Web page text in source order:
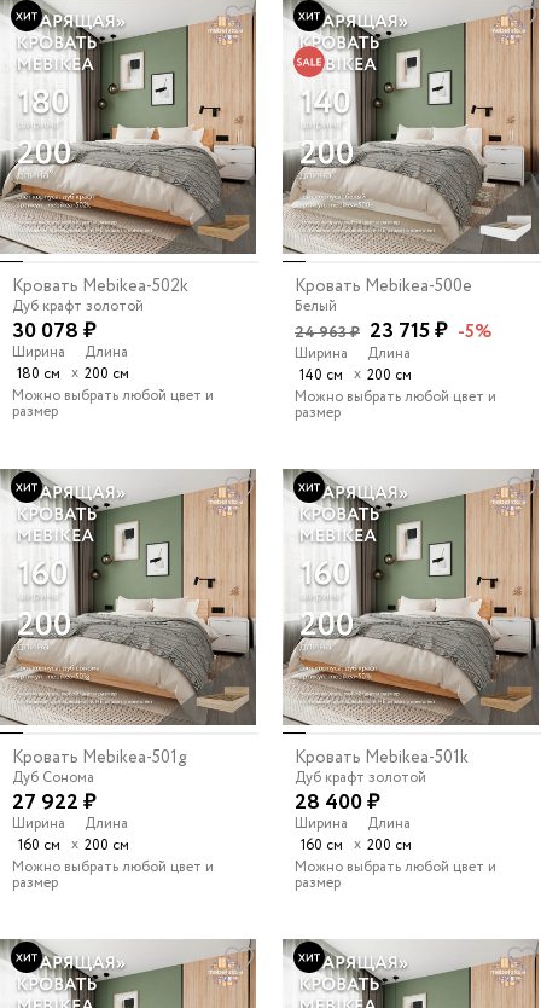
Кровать Mebikea-502k
Дуб крафт золотой
30 078 ₽
Ширина
180 см х
Длина
200 см
Можно выбрать любой цвет и
размер
Кровать Mebikea-500e
Белый
24 963 ₽ 23 715 ₽ -5%
Ширина
140 см х
Длина
200 см
Можно выбрать любой цвет и
размер
Кровать Mebikea-501g
Дуб Сонома
27 922 ₽
Ширина
160 см х
Длина
200 см
Можно выбрать любой цвет и
размер
Кровать Mebikea-501k
Дуб крафт золотой
28 400 ₽
Ширина
160 см х
Длина
200 см
Можно выбрать любой цвет и
размер